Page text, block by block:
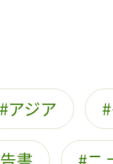
アジア